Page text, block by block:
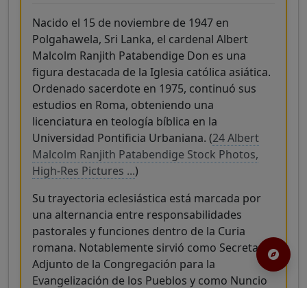
Nacido el 15 de noviembre de 1947 en
Polgahawela, Sri Lanka, el cardenal Albert
Malcolm Ranjith Patabendige Don es una
figura destacada de la Iglesia católica asiática.
Ordenado sacerdote en 1975, continuó sus
estudios en Roma, obteniendo una
licenciatura en teología bíblica en la
Universidad Pontificia Urbaniana. (24 Albert
Malcolm Ranjith Patabendige Stock Photos,
High-Res Pictures ...)
Su trayectoria eclesiástica está marcada por
una alternancia entre responsabilidades
pastorales y funciones dentro de la Curia
romana. Notablemente sirvió como Secretario
Adjunto de la Congregación para la
Evangelización de los Pueblos y como Nuncio